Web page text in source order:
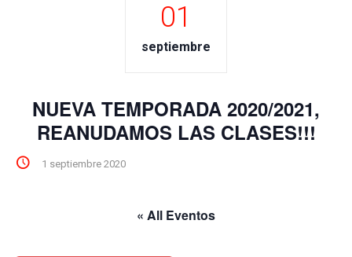
01
septiembre
NUEVA TEMPORADA 2020/2021,
REANUDAMOS LAS CLASES!!!
1 septiembre 2020
« All Eventos